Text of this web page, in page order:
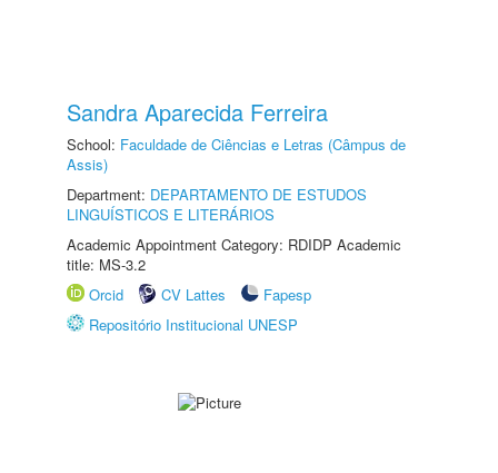
Sandra Aparecida Ferreira
School: Faculdade de Ciências e Letras (Câmpus de
Assis)
Department: DEPARTAMENTO DE ESTUDOS
LINGUÍSTICOS E LITERÁRIOS
Academic Appointment Category: RDIDP Academic
title: MS-3.2
Orcid
CV Lattes
Fapesp
Repositório Institucional UNESP